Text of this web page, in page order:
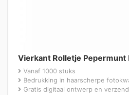
Vierkant Rolletje Pepermunt
Vanaf 1000 stuks
Bedrukking in haarscherpe
Gratis digitaal ontwerp en